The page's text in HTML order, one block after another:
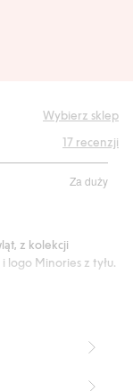
Wybierz sklep
Za duży
17 recenzji
z kolekcji
logo Minories z tyłu.